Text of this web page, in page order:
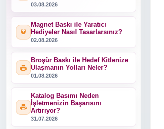
03.08.2026
Magnet Baskı ile Yaratıcı
Hediyeler Nasıl Tasarlarsınız?
02.08.2026
Broşür Baskı ile Hedef Kitlenize
Ulaşmanın Yolları Neler?
01.08.2026
Katalog Basımı Neden
İşletmenizin Başarısını
Artırıyor?
31.07.2026